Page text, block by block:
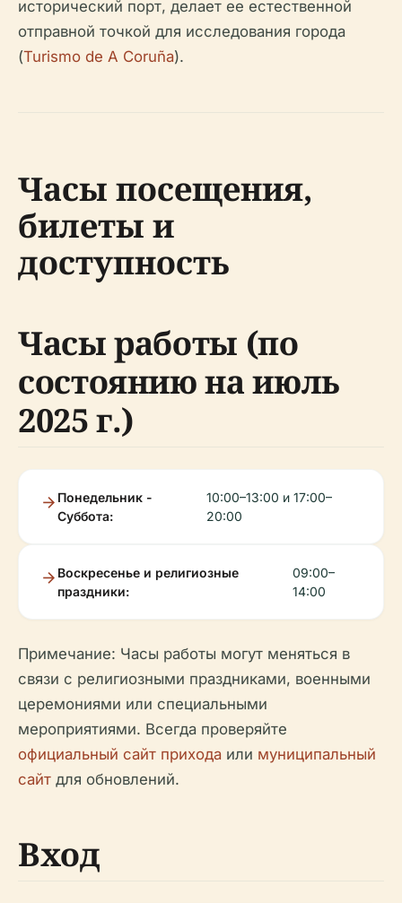
исторический порт, делает ее естественной
отправной точкой для исследования города
(Turismo de A Coruña).
Часы посещения,
билеты и
доступность
Часы работы (по
состоянию на июль
2025 г.)
Понедельник -
Суббота:
10:00–13:00 и 17:00–
20:00
Воскресенье и религиозные
праздники:
09:00–
14:00
Примечание: Часы работы могут меняться в
связи с религиозными праздниками, военными
церемониями или специальными
мероприятиями. Всегда проверяйте
официальный сайт прихода или муниципальный
сайт для обновлений.
Вход